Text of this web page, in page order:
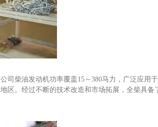
柴油发动机功率覆盖15～380马力，广泛应用于
区。经过不断的技术改造和市场拓展，全柴具备